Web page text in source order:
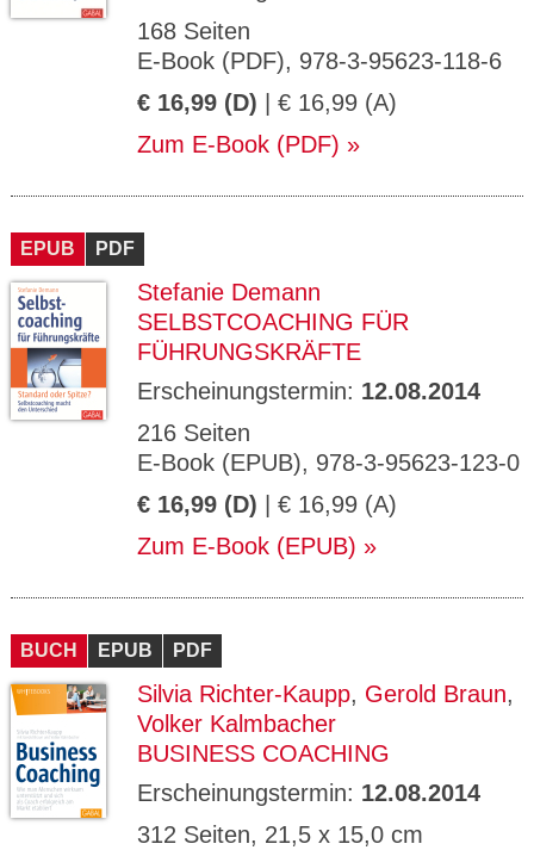
168 Seiten
E-Book (PDF), 978-3-95623-118-6
€ 16,99 (D) | € 16,99 (A)
Zum E-Book (PDF)
EPUB PDF
Stefanie Demann
SELBSTCOACHING FÜR
FÜHRUNGSKRÄFTE
Erscheinungstermin: 12.08.2014
216 Seiten
E-Book (EPUB), 978-3-95623-123-0
€ 16,99 (D) | € 16,99 (A)
Zum E-Book (EPUB)
BUCH EPUB PDF
Silvia Richter-Kaupp, Gerold Braun,
Volker Kalmbacher
BUSINESS COACHING
Erscheinungstermin: 12.08.2014
312 Seiten, 21,5 x 15,0 cm